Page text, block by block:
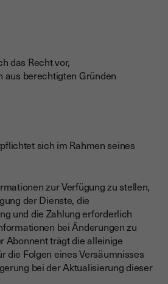
das Recht vor,
aus berechtigten Gründen
sich im Rahmen seines
zur Verfügung zu stellen,
der Dienste, die
und die Zahlung erforderlich
bei Änderungen zu
Abonnent trägt die alleinige
die Folgen eines Versäumnisses
bei der Aktualisierung dieser